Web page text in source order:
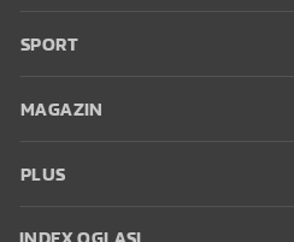
SPORT
MAGAZIN
PLUS